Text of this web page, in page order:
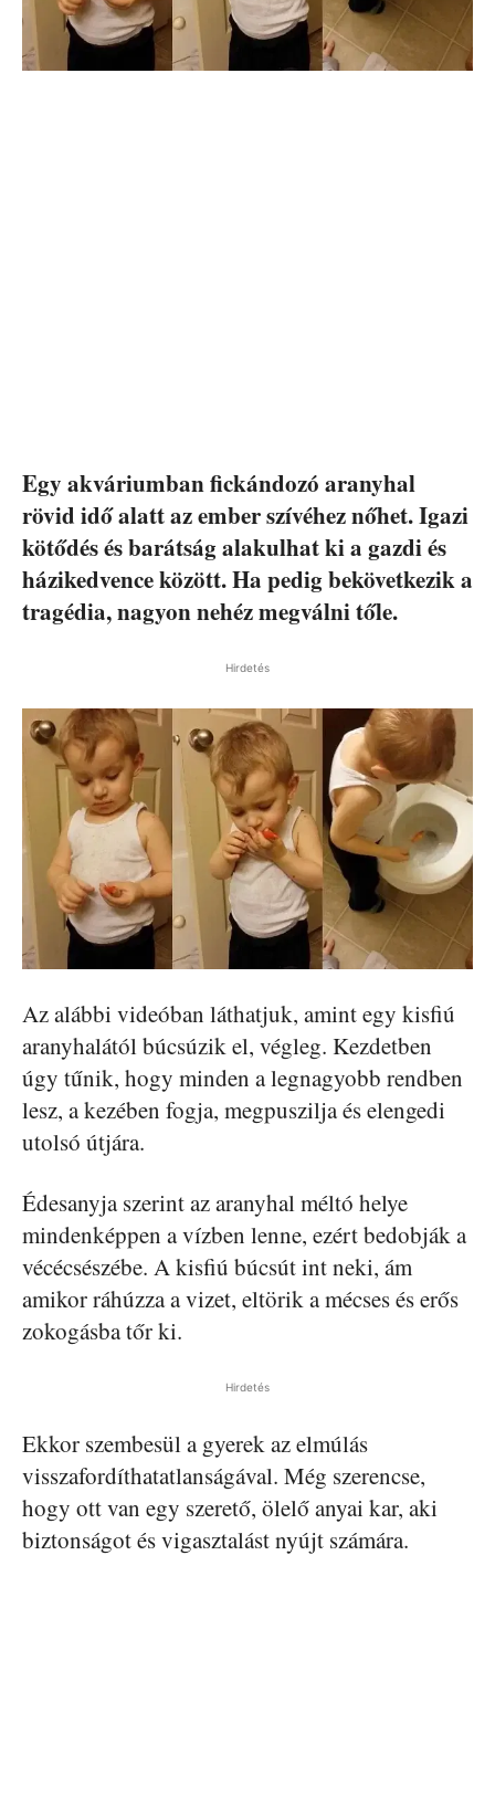
Egy akváriumban fickándozó aranyhal
rövid idő alatt az ember szívéhez nőhet. Igazi
kötődés és barátság alakulhat ki a gazdi és
házikedvence között. Ha pedig bekövetkezik a
tragédia, nagyon nehéz megválni tőle.
Hirdetés
Az alábbi videóban láthatjuk, amint egy kisfiú
aranyhalától búcsúzik el, végleg. Kezdetben
úgy tűnik, hogy minden a legnagyobb rendben
lesz, a kezében fogja, megpuszilja és elengedi
utolsó útjára.
Édesanyja szerint az aranyhal méltó helye
mindenképpen a vízben lenne, ezért bedobják a
vécécsészébe. A kisfiú búcsút int neki, ám
amikor ráhúzza a vizet, eltörik a mécses és erős
zokogásba tőr ki.
Hirdetés
Ekkor szembesül a gyerek az elmúlás
visszafordíthatatlanságával. Még szerencse,
hogy ott van egy szerető, ölelő anyai kar, aki
biztonságot és vigasztalást nyújt számára.